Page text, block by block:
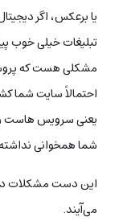
یا برعکس، اگر
تبلیغات خیلی خوب
مشکلی هست که
احتمالاً سایت شما
یعنی سرویس هاست
شما همخوانی
این دست مشکلات
می‌آیند.